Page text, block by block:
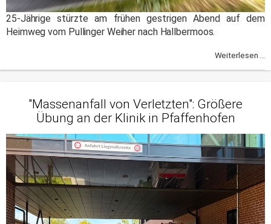
25-Jährige stürzte am frühen gestrigen Abend auf dem
Heimweg vom Pullinger Weiher nach Hallbermoos.
Weiterlesen ...
"Massenanfall von Verletzten": Größere
Übung an der Klinik in Pfaffenhofen